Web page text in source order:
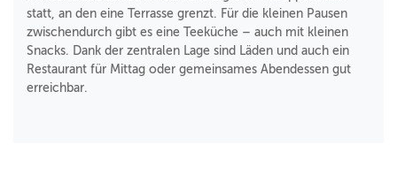
statt, an den eine Terrasse grenzt. Für die kleinen Pausen
zwischendurch gibt es eine Teeküche – auch mit kleinen
Snacks. Dank der zentralen Lage sind Läden und auch ein
Restaurant für Mittag oder gemeinsames Abendessen gut
erreichbar.